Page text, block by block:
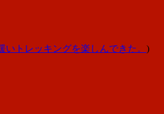
トレッキングを楽しんできた。 )